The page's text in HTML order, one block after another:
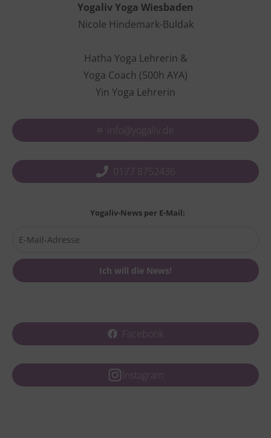
Yogaliv Yoga Wiesbaden
Nicole Hindemark-Buldak
Hatha Yoga Lehrerin &
Yoga Coach (500h AYA)
Yin Yoga Lehrerin
info@yogaliv.de
0177 8752436
Yogaliv-News per E-Mail:
Facebook
Instagram